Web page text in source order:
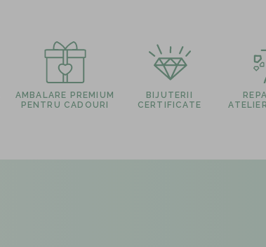
AMBALARE PREMIUM
PENTRU CADOURI
BIJUTERII
CERTIFICATE